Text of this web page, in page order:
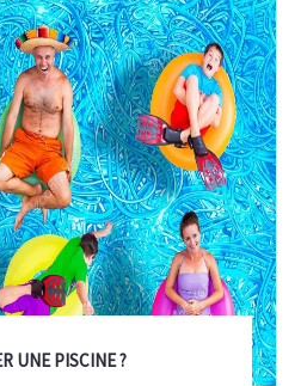
UNE PISCINE ?